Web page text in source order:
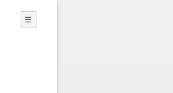
☰